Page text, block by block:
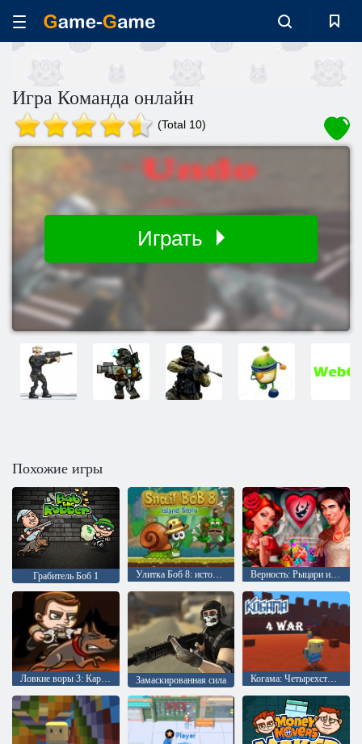
Игра Команда онлайн
(Total 10)
Играть
Похожие игры
Грабитель Боб 1 Улитка Боб 8: история на острове Верность: Рыцари и Принцессы
Ловкие воры 3: Караульная служба Замаскированная сила Когама: Четырехсторонняя война